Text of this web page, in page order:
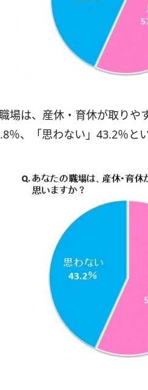
場は、産休・育休が取り
％、「思わない」43.2％と